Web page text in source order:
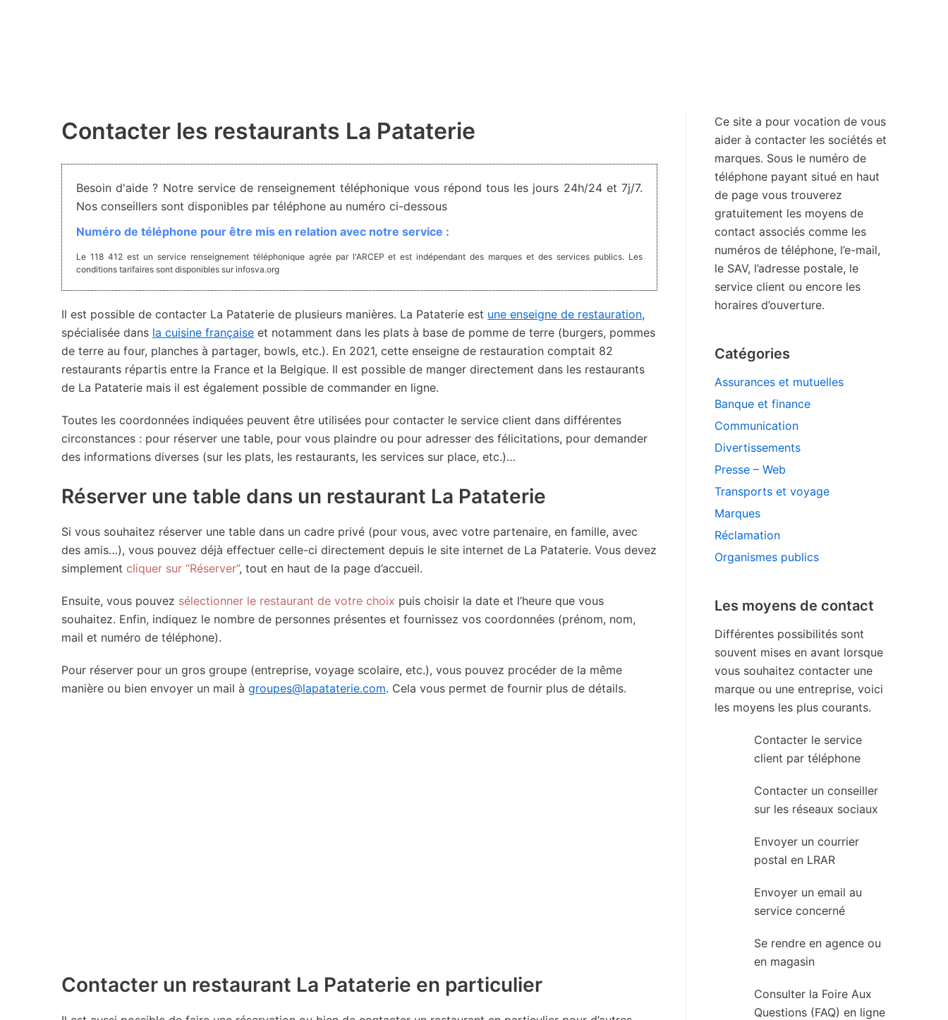
Contacter les restaurants La Pataterie
Besoin d'aide ? Notre service de renseignement téléphonique vous répond tous les jours 24h/24 et 7j/7.
Nos conseillers sont disponibles par téléphone au numéro ci-dessous
Numéro de téléphone pour être mis en relation avec notre service :
Le 118 412 est un service renseignement téléphonique agrée par l'ARCEP et est indépendant des marques et des services publics. Les
conditions tarifaires sont disponibles sur infosva.org
Il est possible de contacter La Pataterie de plusieurs manières. La Pataterie est une enseigne de restauration,
spécialisée dans la cuisine française et notamment dans les plats à base de pomme de terre (burgers, pommes
de terre au four, planches à partager, bowls, etc.). En 2021, cette enseigne de restauration comptait 82
restaurants répartis entre la France et la Belgique. Il est possible de manger directement dans les restaurants
de La Pataterie mais il est également possible de commander en ligne.
Toutes les coordonnées indiquées peuvent être utilisées pour contacter le service client dans différentes
circonstances : pour réserver une table, pour vous plaindre ou pour adresser des félicitations, pour demander
des informations diverses (sur les plats, les restaurants, les services sur place, etc.)…
Réserver une table dans un restaurant La Pataterie
Si vous souhaitez réserver une table dans un cadre privé (pour vous, avec votre partenaire, en famille, avec
des amis…), vous pouvez déjà effectuer celle-ci directement depuis le site internet de La Pataterie. Vous devez
simplement cliquer sur “Réserver”, tout en haut de la page d’accueil.
Ensuite, vous pouvez sélectionner le restaurant de votre choix puis choisir la date et l’heure que vous
souhaitez. Enfin, indiquez le nombre de personnes présentes et fournissez vos coordonnées (prénom, nom,
mail et numéro de téléphone).
Pour réserver pour un gros groupe (entreprise, voyage scolaire, etc.), vous pouvez procéder de la même
manière ou bien envoyer un mail à groupes@lapataterie.com. Cela vous permet de fournir plus de détails.
Contacter un restaurant La Pataterie en particulier
Ce site a pour vocation de vous
aider à contacter les sociétés et
marques. Sous le numéro de
téléphone payant situé en haut
de page vous trouverez
gratuitement les moyens de
contact associés comme les
numéros de téléphone, l’e-mail,
le SAV, l’adresse postale, le
service client ou encore les
horaires d’ouverture.
Catégories
Assurances et mutuelles
Banque et finance
Communication
Divertissements
Presse – Web
Transports et voyage
Marques
Réclamation
Organismes publics
Les moyens de contact
Différentes possibilités sont
souvent mises en avant lorsque
vous souhaitez contacter une
marque ou une entreprise, voici
les moyens les plus courants.
Contacter le service
client par téléphone
Contacter un conseiller
sur les réseaux sociaux
Envoyer un courrier
postal en LRAR
Envoyer un email au
service concerné
Se rendre en agence ou
en magasin
Consulter la Foire Aux
Questions (FAQ) en ligne